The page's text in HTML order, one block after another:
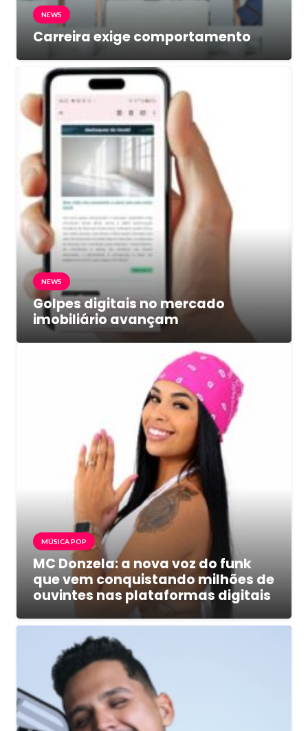
NEWS
Carreira exige comportamento
NEWS
Golpes digitais no mercado
imobiliário avançam
MÚSICA POP
MC Donzela: a nova voz do funk
que vem conquistando milhões de
ouvintes nas plataformas digitais